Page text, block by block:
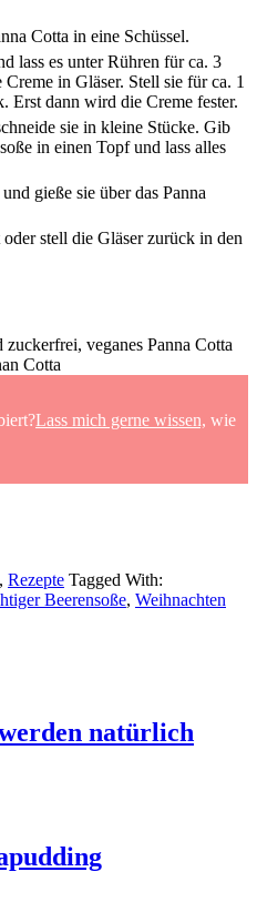
Cotta in eine Schüssel.
lass es unter Rühren für ca. 3
in Gläser. Stell sie für ca. 1
Erst dann wird die Creme fester.
sie in kleine Stücke. Gib
in einen Topf und lass alles
gieße sie über das Panna
stell die Gläser zurück in den
zuckerfrei, veganes Panna Cotta
Cotta
Lass mich gerne wissen, wie
, Rezepte Tagged With:
Beerensoße, Weihnachten
natürlich